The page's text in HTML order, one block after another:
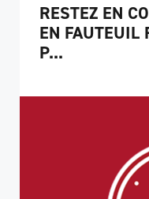
RESTEZ EN
EN FAUTEUIL
P...